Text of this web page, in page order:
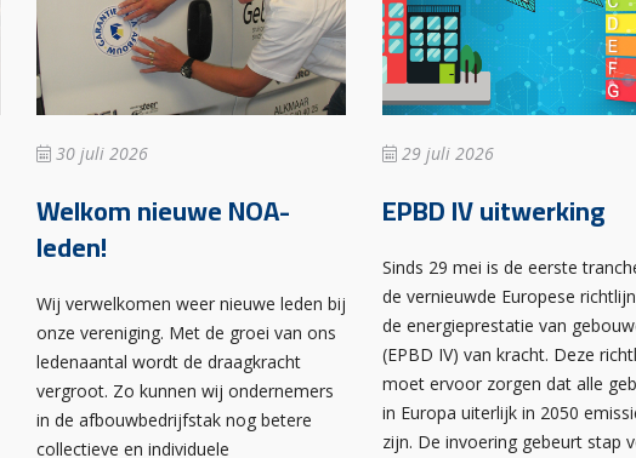
30 juli 2026
Welkom nieuwe NOA-
leden!
Wij verwelkomen weer nieuwe leden bij
onze vereniging. Met de groei van ons
ledenaantal wordt de draagkracht
vergroot. Zo kunnen wij ondernemers
in de afbouwbedrijfstak nog betere
collectieve en individuele
29 juli 2026
EPBD IV uitwerking
Sinds 29 mei is de eerste
de vernieuwde Europese
de energieprestatie van
(EPBD IV) van kracht. Deze
moet ervoor zorgen dat alle
in Europa uiterlijk in 2050
zijn. De invoering gebeurt stap